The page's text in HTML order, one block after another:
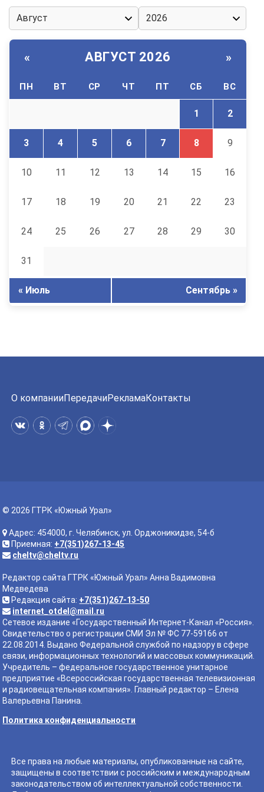
« АВГУСТ 2026 »
ПН ВТ СР ЧТ ПТ СБ ВС
1 2
3 4 5 6 7 8 9
10 11 12 13 14 15 16
17 18 19 20 21 22 23
24 25 26 27 28 29 30
31
« Июль Сентябрь »
О компанииПередачиРекламаКонтакты
© 2026 ГТРК «Южный Урал»
Адрес: 454000, г. Челябинск, ул. Орджоникидзе, 54-б
Приемная: +7(351)267-13-45
cheltv@cheltv.ru
Редактор сайта ГТРК «Южный Урал» Анна Вадимовна
Медведева
Редакция сайта: +7(351)267-13-50
internet_otdel@mail.ru
Сетевое издание «Государственный Интернет-Канал «Россия».
Свидетельство о регистрации СМИ Эл № ФС 77-59166 от
22.08.2014. Выдано Федеральной службой по надзору в сфере
связи, информационных технологий и массовых коммуникаций.
Учредитель – федеральное государственное унитарное
предприятие «Всероссийская государственная телевизионная
и радиовещательная компания». Главный редактор – Елена
Валерьевна Панина.
Политика конфиденциальности
Все права на любые материалы, опубликованные на сайте,
защищены в соответствии с российским и международным
законодательством об интеллектуальной собственности.